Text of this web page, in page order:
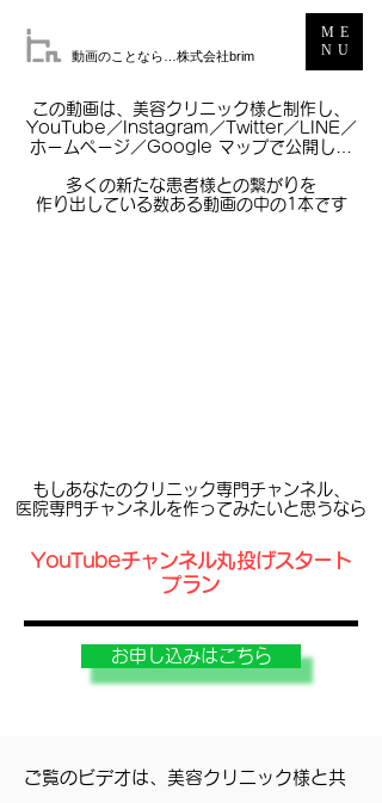
ME
NU
動画のことなら…株式会社brim
この動画は、美容クリニック様と制作し、
YouTube／Instagram／Twitter／LINE／
ホームページ／Google マップで公開し…
多くの新たな患者様との繋がりを
作り出している数ある動画の中の1本です
もしあなたのクリニック専門チャンネル、
​医院専門チャンネルを作ってみたいと思うなら
​YouTubeチャンネル丸投げスタート
​プラン
お申し込みはこちら
ご覧のビデオは、美容クリニック様と共